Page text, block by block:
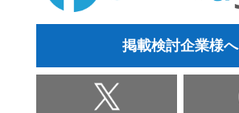
掲載検討企業様へ